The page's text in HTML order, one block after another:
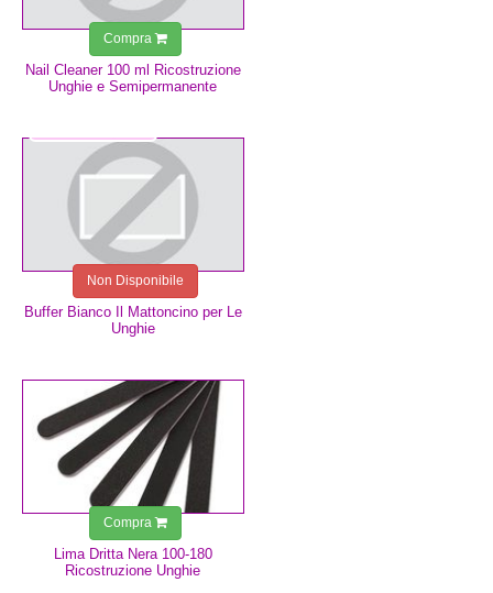
Nail Cleaner 100 ml Ricostruzione
Unghie e Semipermanente
Compra
Buffer Bianco Il Mattoncino per Le
Unghie
Non Disponibile
Lima Dritta Nera 100-180
Ricostruzione Unghie
Compra